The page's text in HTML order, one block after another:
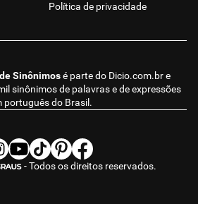
Sinônimosé parte do Dicio.com.bre
sinônimos de palavras e de expressões
português do Brasil.
Política de privacidade
- Todos os direitos reservados.